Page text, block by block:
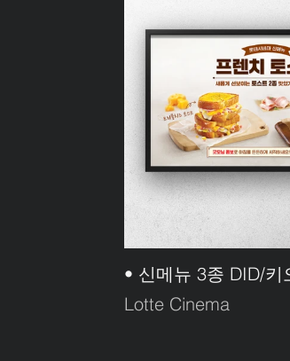
• 신메뉴 3종 DID/키
Lotte Cinema